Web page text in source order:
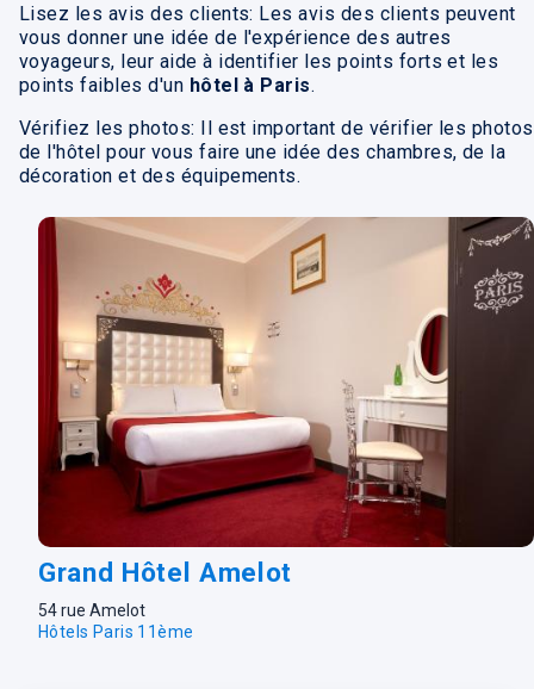
Lisez les avis des clients: Les avis des clients peuvent
vous donner une idée de l'expérience des autres
voyageurs, leur aide à identifier les points forts et les
points faibles d'un hôtel à Paris.
Vérifiez les photos: Il est important de vérifier les photos
de l'hôtel pour vous faire une idée des chambres, de la
décoration et des équipements.
Grand Hôtel Amelot
54 rue Amelot
Hôtels Paris 11ème